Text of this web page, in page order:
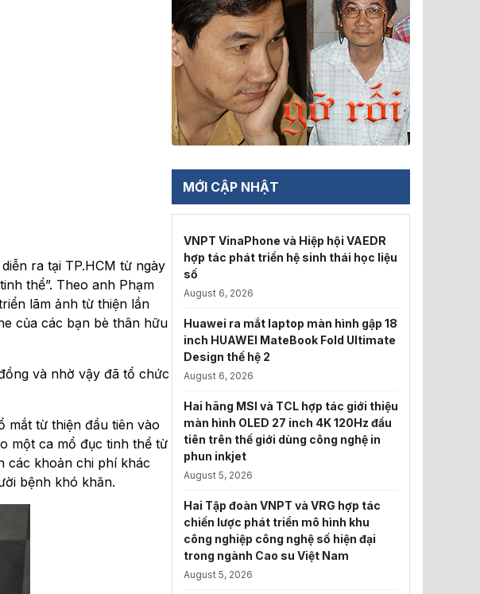
ra tại TP.HCM từ ngày
thể”. Theo anh Phạm
lãm ảnh từ thiện lần
của các bạn bè thân hữu
và nhờ vậy đã tổ chức
mắt từ thiện đầu tiên vào
một ca mổ đục tinh thể từ
các khoản chi phí khác
bệnh khó khăn.
MỚI CẬP NHẬT
VNPT VinaPhone và Hiệp hội VAEDR
hợp tác phát triển hệ sinh thái học liệu
số
August 6, 2026
Huawei ra mắt laptop màn hình gập 18
inch HUAWEI MateBook Fold Ultimate
Design thế hệ 2
August 6, 2026
Hai hãng MSI và TCL hợp tác giới thiệu
màn hình OLED 27 inch 4K 120Hz đầu
tiên trên thế giới dùng công nghệ in
phun inkjet
August 5, 2026
Hai Tập đoàn VNPT và VRG hợp tác
chiến lược phát triển mô hình khu
công nghiệp công nghệ số hiện đại
trong ngành Cao su Việt Nam
August 5, 2026